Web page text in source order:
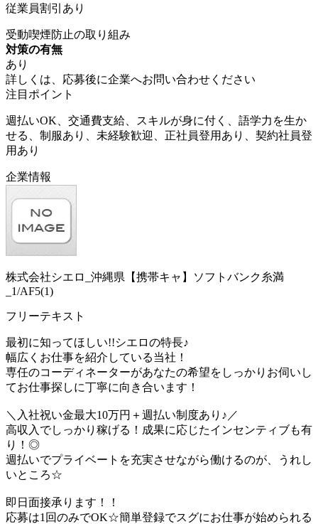
従業員割引あり
受動喫煙防止の取り組み
対策の有無
あり
詳しくは、応募後に企業へお問い合わせください
注目ポイント
週払いOK、交通費支給、スキルが身に付く、語学力を生か
せる、制服あり、未経験歓迎、正社員登用あり、契約社員登
用あり
企業情報
株式会社シエロ_沖縄県【携帯キャ】ソフトバンク糸満
_1/AF5(1)
フリーテキスト
最初に知ってほしい!!シエロの特長♪
幅広くお仕事を紹介している当社！
専任のコーディネーターがあなたの希望をしっかりお伺いし
てお仕事探しに丁寧に向き合います！
＼入社祝い金最大10万円＋週払い制度あり♪／
高収入でしっかり稼げる！成果に応じたインセンティブも有
り！◎
週払いでプライベートを充実させながら働けるのが、うれし
いところ☆
即日面接承ります！！
応募は1回のみでOK☆簡単登録でスグにお仕事が始められる